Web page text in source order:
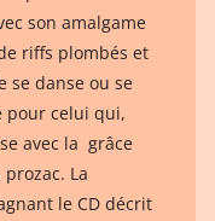
son amalgame
riffs plombés et
se danse ou se
pour celui qui,
avec la grâce
La
le CD décrit